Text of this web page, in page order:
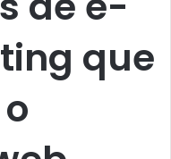
que